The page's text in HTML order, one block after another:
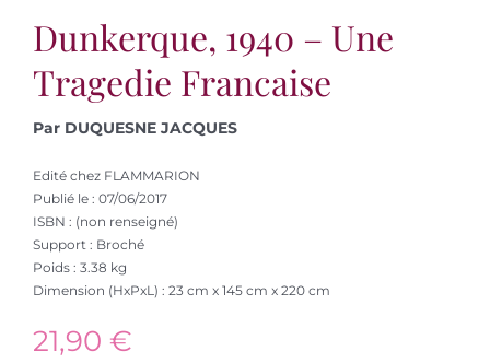
Dunkerque, 1940 – Une
Tragedie Francaise
Par DUQUESNE JACQUES
Edité chez FLAMMARION
Publié le : 07/06/2017
ISBN : (non renseigné)
Support : Broché
Poids : 3.38 kg
Dimension (HxPxL) : 23 cm x 145 cm x 220 cm
21,90 €